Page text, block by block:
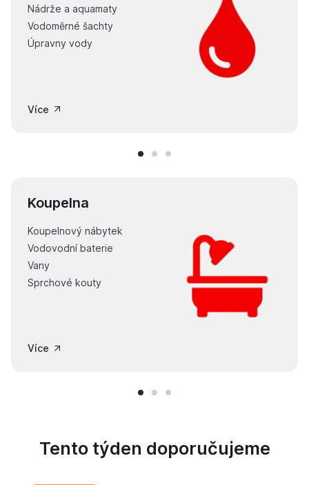
Nádrže a aquamaty
Vodoměrné šachty
Úpravny vody
Více
Koupelna
Koupelnový nábytek
Vodovodní baterie
Vany
Sprchové kouty
Více
Tento týden doporučujeme